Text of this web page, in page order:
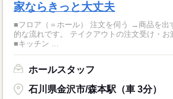
家ならきっと大丈夫
■フロア（＝ホール） 注文を伺う →商品を出す →お会
的な流れです。 テイクアウトの注文受け・お
■キッチン ...
ホールスタッフ
石川県金沢市/森本駅（車 3分）